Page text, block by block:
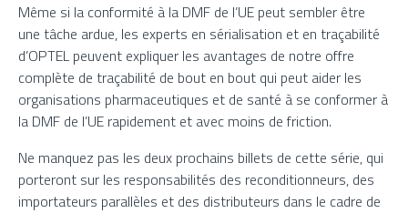
Même si la conformité à la DMF de l’UE peut sembler être
une tâche ardue, les experts en sérialisation et en traçabilité
d’OPTEL peuvent expliquer les avantages de notre offre
complète de traçabilité de bout en bout qui peut aider les
organisations pharmaceutiques et de santé à se conformer à
la DMF de l’UE rapidement et avec moins de friction.
Ne manquez pas les deux prochains billets de cette série, qui
porteront sur les responsabilités des reconditionneurs, des
importateurs parallèles et des distributeurs dans le cadre de